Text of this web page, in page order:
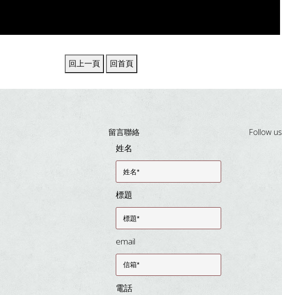
留言聯絡
姓名
標題
email
電話
Follow us